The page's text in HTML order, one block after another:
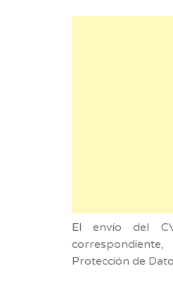
El envío del
Protección de